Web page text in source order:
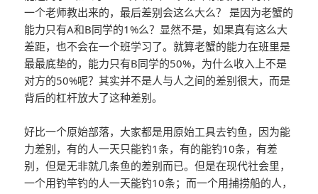
一个老师教出来的，最后差别会这么大么？ 是因为老蟹的
能力只有A和B同学的1%么？显然不是，如果真有这么大
差距，也不会在一个班学习了。就算老蟹的能力在班里是
最最底垫的，能力只有B同学的50%，为什么收入上不是
对方的50%呢？其实并不是人与人之间的差别很大，而是
背后的杠杆放大了这种差别。
好比一个原始部落，大家都是用原始工具去钓鱼，因为能
力差别，有的人一天只能钓1条，有的能钓10条，有差
别，但是无非就几条鱼的差别而已。但是在现代社会里，
一个用钓竿钓的人一天能钓10条；而一个用捕捞船的人，